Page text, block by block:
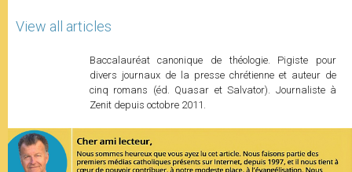
View all articles
Baccalauréat canonique de théologie. Pigiste pour
divers journaux de la presse chrétienne et auteur de
cinq romans (éd. Quasar et Salvator). Journaliste à
Zenit depuis octobre 2011.